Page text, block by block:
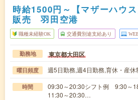
時給1500円～【マザーハウ
販売 羽田空港
職種未経験OK 交通費別途支給あり
勤務地 東京都大田区
曜日頻度 週5日勤務,週4日勤務,育休・産休
時間
09:30～20:30シフト例 9:30～
11:30～20:30…